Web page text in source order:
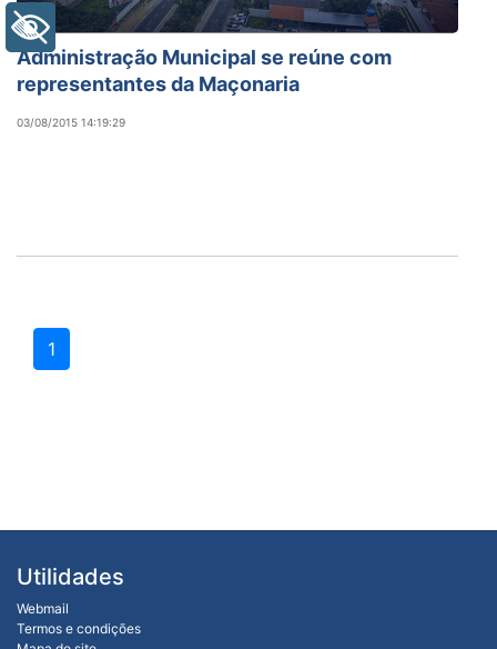
Administração Municipal se reúne com
representantes da Maçonaria
03/08/2015 14:19:29
1
Utilidades
Webmail
Termos e condições
+ Acessibilidade